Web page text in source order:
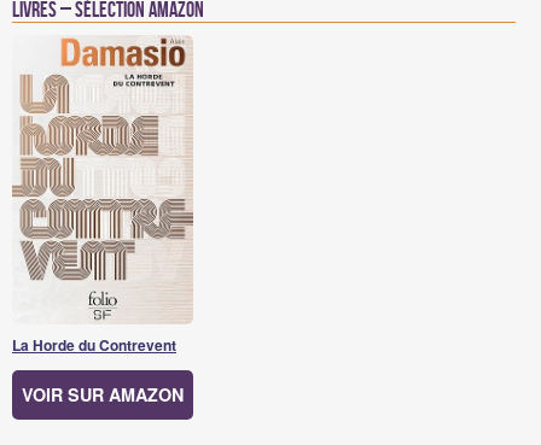
Livres – Sélection Amazon
La Horde du Contrevent
VOIR SUR AMAZON